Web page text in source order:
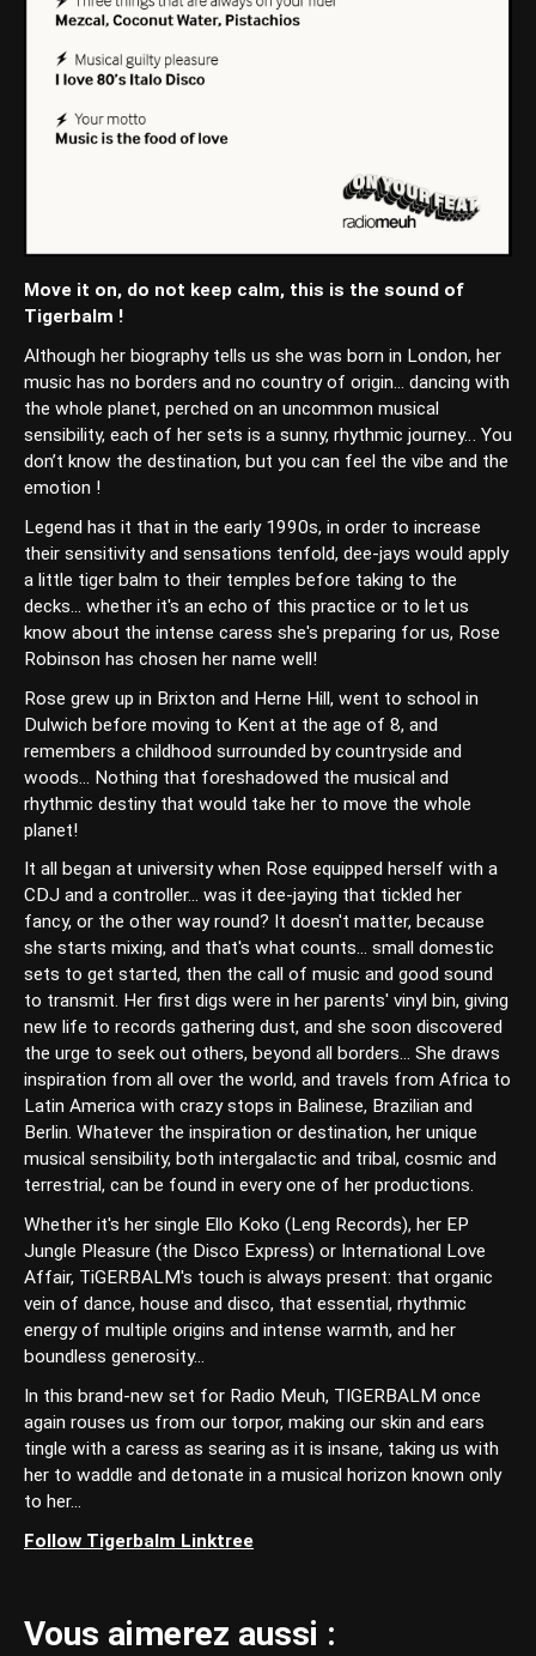
Move it on, do not keep calm, this is the sound of
Tigerbalm !
Although her biography tells us she was born in London, her
music has no borders and no country of origin... dancing with
the whole planet, perched on an uncommon musical
sensibility, each of her sets is a sunny, rhythmic journey… You
don’t know the destination, but you can feel the vibe and the
emotion !
Legend has it that in the early 1990s, in order to increase
their sensitivity and sensations tenfold, dee-jays would apply
a little tiger balm to their temples before taking to the
decks... whether it's an echo of this practice or to let us
know about the intense caress she's preparing for us, Rose
Robinson has chosen her name well!
Rose grew up in Brixton and Herne Hill, went to school in
Dulwich before moving to Kent at the age of 8, and
remembers a childhood surrounded by countryside and
woods... Nothing that foreshadowed the musical and
rhythmic destiny that would take her to move the whole
planet!
It all began at university when Rose equipped herself with a
CDJ and a controller... was it dee-jaying that tickled her
fancy, or the other way round? It doesn't matter, because
she starts mixing, and that's what counts... small domestic
sets to get started, then the call of music and good sound
to transmit. Her first digs were in her parents' vinyl bin, giving
new life to records gathering dust, and she soon discovered
the urge to seek out others, beyond all borders... She draws
inspiration from all over the world, and travels from Africa to
Latin America with crazy stops in Balinese, Brazilian and
Berlin. Whatever the inspiration or destination, her unique
musical sensibility, both intergalactic and tribal, cosmic and
terrestrial, can be found in every one of her productions.
Whether it's her single Ello Koko (Leng Records), her EP
Jungle Pleasure (the Disco Express) or International Love
Affair, TiGERBALM's touch is always present: that organic
vein of dance, house and disco, that essential, rhythmic
energy of multiple origins and intense warmth, and her
boundless generosity...
In this brand-new set for Radio Meuh, TIGERBALM once
again rouses us from our torpor, making our skin and ears
tingle with a caress as searing as it is insane, taking us with
her to waddle and detonate in a musical horizon known only
to her...
Follow Tigerbalm Linktree
Vous aimerez aussi :